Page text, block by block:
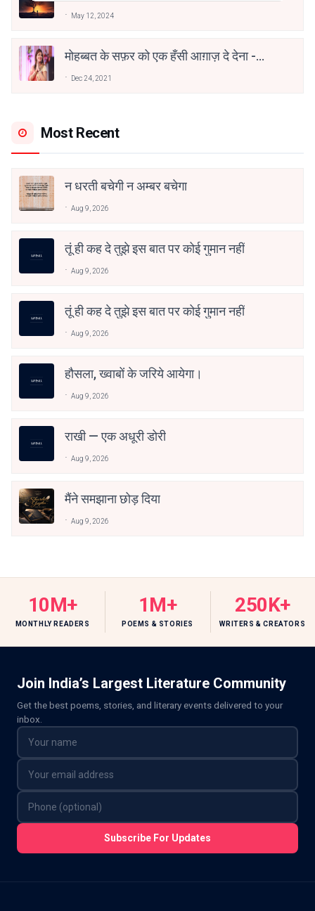
May 12, 2024
मोहब्बत के सफ़र को एक हँसी आग़ाज़ दे देना -
Dec 24, 2021
Most Recent
न धरती बचेगी न अम्बर बचेगा
Aug 9, 2026
तूं ही कह दे तुझे इस बात पर कोई गुमान नहीं
Aug 9, 2026
तूं ही कह दे तुझे इस बात पर कोई गुमान नहीं
Aug 9, 2026
हौसला, ख्वाबों के जरिये आयेगा।
Aug 9, 2026
राखी — एक अधूरी डोरी
Aug 9, 2026
मैंने समझाना छोड़ दिया
Aug 9, 2026
10M+
MONTHLY READERS
1M+
POEMS & STORIES
250K+
WRITERS & CREATORS
Join India’s Largest Literature Community
Get the best poems, stories, and literary events delivered to your
inbox.
Subscribe For Updates